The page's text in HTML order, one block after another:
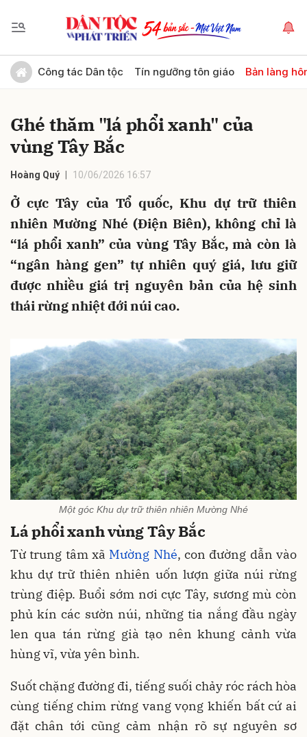
Công tác Dân tộc Tín ngưỡng tôn giáo Bản làng
Ghé thăm "lá phổi xanh" của
vùng Tây Bắc
Hoàng Quý 10/06/2026 16:57
Ở cực Tây của Tổ quốc, Khu dự trữ thiên
nhiên Mường Nhé (Điện Biên), không chỉ là
“lá phổi xanh” của vùng Tây Bắc, mà còn là
“ngân hàng gen” tự nhiên quý giá, lưu giữ
được nhiều giá trị nguyên bản của hệ sinh
thái rừng nhiệt đới núi cao.
Một góc Khu dự trữ thiên nhiên Mường Nhé
Lá phổi xanh vùng Tây Bắc
Từ trung tâm xã Mường Nhé, con đường dẫn vào
khu dự trữ thiên nhiên uốn lượn giữa núi rừng
trùng điệp. Buổi sớm nơi cực Tây, sương mù còn
phủ kín các sườn núi, những tia nắng đầu ngày
len qua tán rừng già tạo nên khung cảnh vừa
hùng vĩ, vừa yên bình.
Suốt chặng đường đi, tiếng suối chảy róc rách hòa
cùng tiếng chim rừng vang vọng khiến bất cứ ai
đặt chân tới cũng cảm nhận rõ sự nguyên sơ
Gửi bình luận
Hủy Gửi